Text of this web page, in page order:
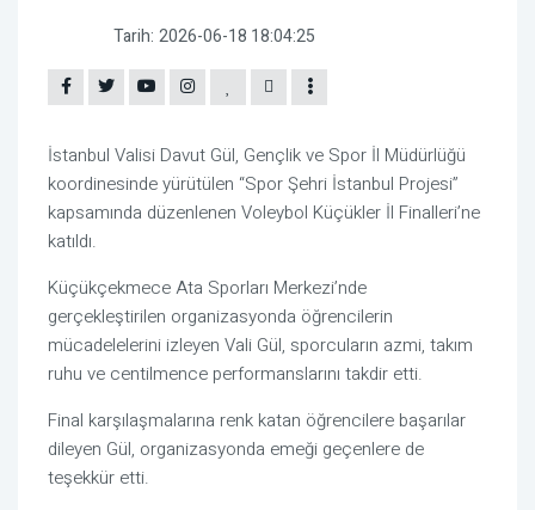
Tarih: 2026-06-18 18:04:25
İstanbul Valisi Davut Gül, Gençlik ve Spor İl Müdürlüğü
koordinesinde yürütülen “Spor Şehri İstanbul Projesi”
kapsamında düzenlenen Voleybol Küçükler İl Finalleri’ne
katıldı.
Küçükçekmece Ata Sporları Merkezi’nde
gerçekleştirilen organizasyonda öğrencilerin
mücadelelerini izleyen Vali Gül, sporcuların azmi, takım
ruhu ve centilmence performanslarını takdir etti.
Final karşılaşmalarına renk katan öğrencilere başarılar
dileyen Gül, organizasyonda emeği geçenlere de
teşekkür etti.